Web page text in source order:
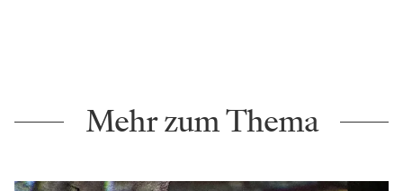
Mehr zum Thema